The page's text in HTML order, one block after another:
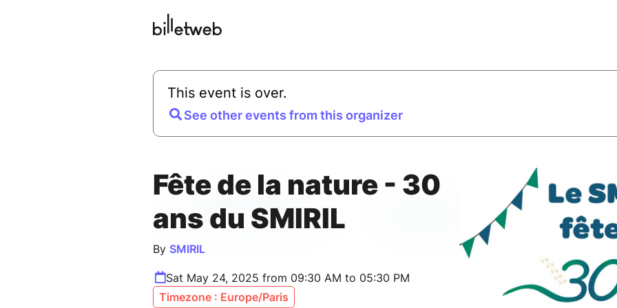
This event is over.
See other events from this organizer
Fête de la nature - 30
ans du SMIRIL
By SMIRIL
Sat May 24, 2025 from 09:30 AM to 05:30 PM
Timezone : Europe/Paris